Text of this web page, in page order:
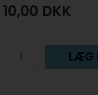
10,00 DKK
LÆG